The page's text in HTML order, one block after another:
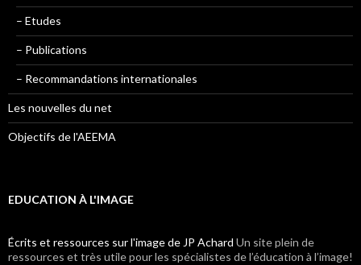
– Etudes
– Publications
– Recommandations internationales
Les nouvelles du net
Objectifs de l'AEEMA
EDUCATION À L'IMAGE
Écrits et ressources sur l'image de JP Achard Un site plein de
ressources et très utile pour les spécialistes de l’éducation à l’image!